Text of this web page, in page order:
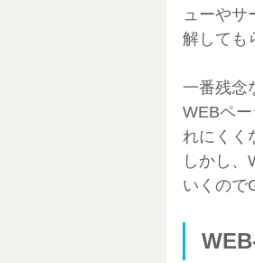
ューや
解しても
一番残念
WEBペ
れにくく
しかし
いくので